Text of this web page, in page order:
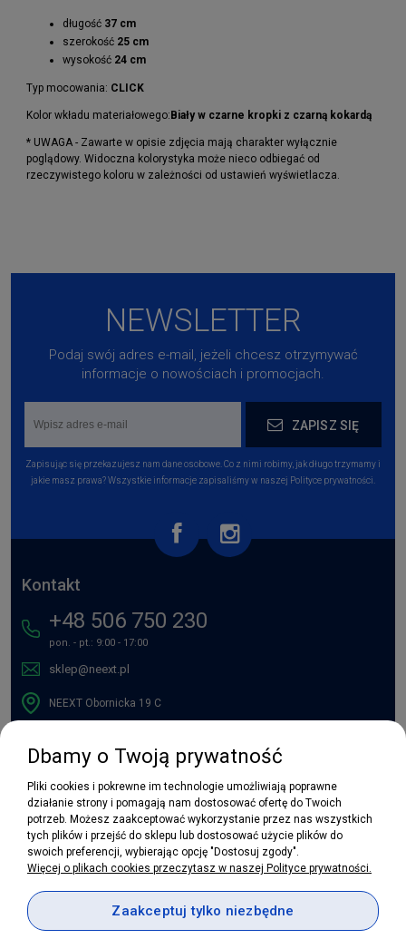
długość 37 cm
szerokość 25 cm
wysokość 24 cm
Typ mocowania: CLICK
Kolor wkładu materiałowego:Biały w czarne kropki z czarną kokardą
* UWAGA - Zawarte w opisie zdjęcia mają charakter wyłącznie
poglądowy. Widoczna kolorystyka może nieco odbiegać od
rzeczywistego koloru w zależności od ustawień wyświetlacza.
NEWSLETTER
Podaj swój adres e-mail, jeżeli chcesz otrzymywać
informacje o nowościach i promocjach.
ZAPISZ SIĘ
Zapisując się przekazujesz nam dane osobowe. Co z nimi robimy, jak długo trzymamy i
jakie masz prawa? Wszystkie informacje zapisaliśmy w naszej Polityce prywatności.
Kontakt
+48 506 750 230
pon. - pt.: 9:00 - 17:00
sklep@neext.pl
NEEXT Obornicka 19 C
Zakupy
Pomoc
Moje konto
Informacje
Dbamy o Twoją prywatność
Pliki cookies i pokrewne im technologie umożliwiają poprawne
działanie strony i pomagają nam dostosować ofertę do Twoich
potrzeb. Możesz zaakceptować wykorzystanie przez nas wszystkich
tych plików i przejść do sklepu lub dostosować użycie plików do
swoich preferencji, wybierając opcję "Dostosuj zgody".
Więcej o plikach cookies przeczytasz w naszej Polityce prywatności.
Zaakceptuj tylko niezbędne